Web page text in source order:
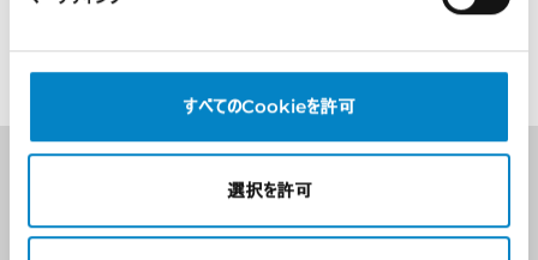
すべてのCookieを許可
選択を許可
株式資本 € 400,000